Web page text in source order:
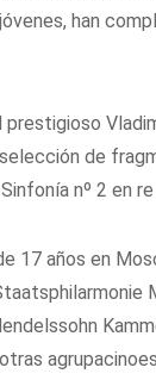
han
de
nº 2 en
17 años en